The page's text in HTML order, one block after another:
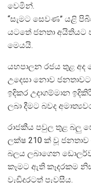
වෙමින්.
“සැමට සෙවණ” යළි
යටතේ ජනතා අයිතියට
මෙයයි.
යහපාලන රජය තුළ
උදෙසා නොව
ඉදිකර උදාගම්මාන
ලබා දීමට බවද
රාජකීය පවුල තුළ බලු
ලක්ෂ 210 ක් වූ
බලය ලබාගෙන
කෑමට ඇති කෑදරකම
වැඩිදුරටත් පැවසීය.